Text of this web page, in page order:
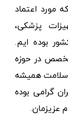
مورد اعتماد
پزشکی،
بوده ایم.
در حوزه
سلامت همیشه
گرامی بوده
عزیزمان.